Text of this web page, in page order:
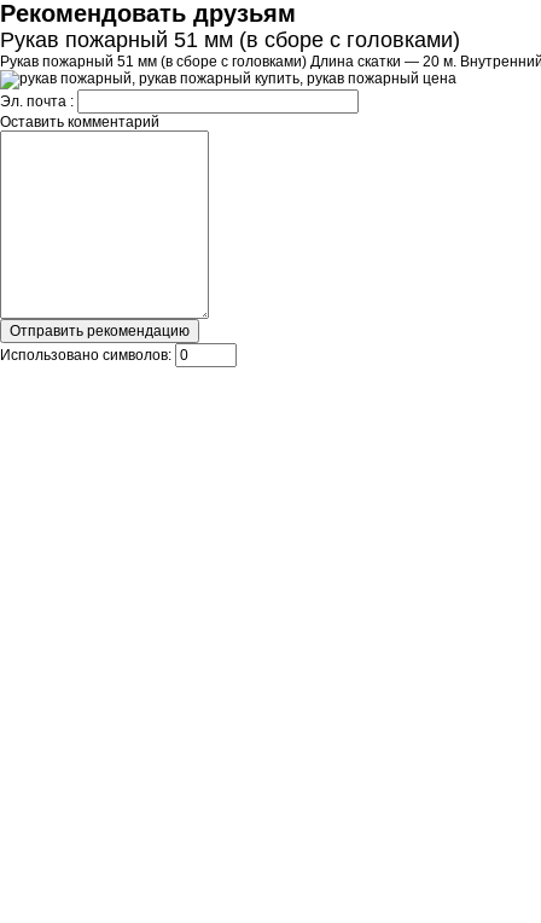
Рекомендовать друзьям
Рукав пожарный 51 мм (в сборе с головками)
Рукав пожарный 51 мм (в сборе с головками) Длина скатки — 20 м.
Эл. почта :
Оставить комментарий
Использовано символов: